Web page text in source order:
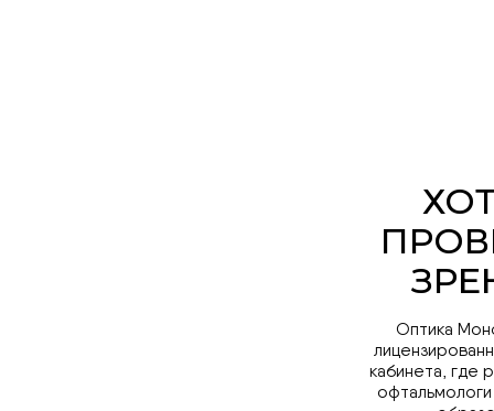
Оптика
кабинета, где